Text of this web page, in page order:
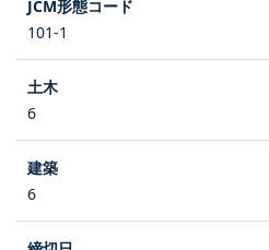
101-1
6
6